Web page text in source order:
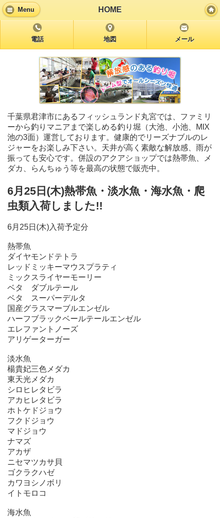
Menu HOME
電話 地図 メール
千葉県君津市にあるフィッシュランド丸宮では、ファミリ
ーから釣りマニアまで楽しめる釣り堀（大池、小池、MIX
池の3面）運営しております。健康的でリーズナブルのレ
ジャーをお楽しみ下さい。天井が高く素敵な解放感、雨が
振っても安心です。併設のアクアショップでは熱帯魚、メ
ダカ、らんちゅう等を最高の状態で販売中。
6月25日(木)熱帯魚・淡水魚・海水魚・爬
虫類入荷しました!!
6月25日(木)入荷予定分
熱帯魚
ダイヤモンドテトラ
レッドミッキーマウスプラティ
ミックスライヤーモーリー
ベタ ダブルテール
ベタ スーパーデルタ
国産グラスマーブルエンゼル
ハーフブラックベールテールエンゼル
エレファントノーズ
アリゲーターガー
淡水魚
楊貴妃三色メダカ
東天光メダカ
シロヒレタビラ
アカヒレタビラ
ホトケドジョウ
フクドジョウ
マドジョウ
ナマズ
アカザ
ニセマツカサ貝
ゴクラクハゼ
カワヨシノボリ
イトモロコ
海水魚